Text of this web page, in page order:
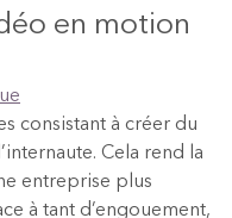
en motion
consistant à créer du
Cela rend la
entreprise plus
à tant d’engouement,